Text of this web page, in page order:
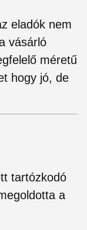
eladók nem
vásárló
méretű
hogy jó, de
tartózkodó
a